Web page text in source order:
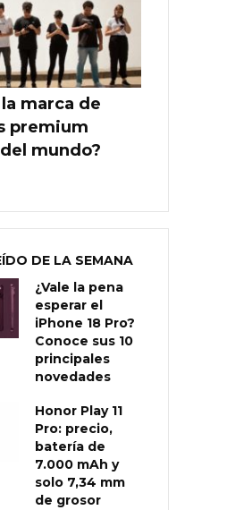
la marca de
premium
mundo?
DE LA SEMANA
¿Vale la pena
esperar el
iPhone 18 Pro?
Conoce sus 10
principales
novedades
Honor Play 11
Pro: precio,
batería de
7.000 mAh y
solo 7,34 mm
de grosor